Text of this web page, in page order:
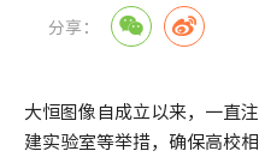
分享：
大恒图像自成立以来，一直
建实验室等举措，确保高校